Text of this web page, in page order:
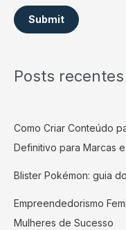
Submit
Posts recentes
Como Criar Conteúdo
Definitivo para Marcas
Blister Pokémon: guia
Empreendedorismo
Mulheres de Sucesso